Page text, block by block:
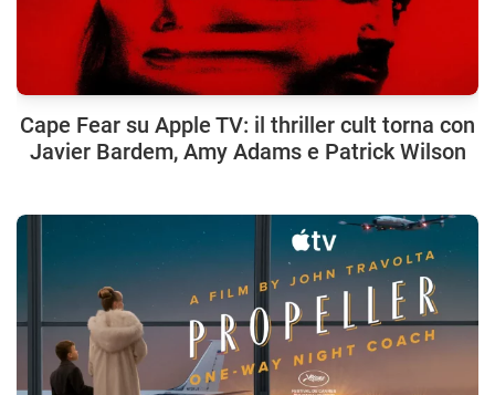
Cape Fear su Apple TV: il thriller cult torna con
Javier Bardem, Amy Adams e Patrick Wilson